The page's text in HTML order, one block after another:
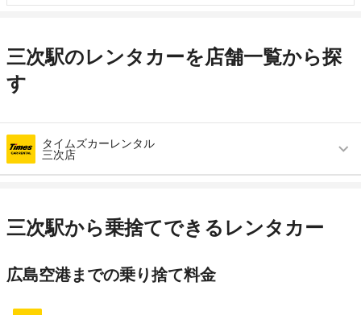
三次駅のレンタカーを店舗一覧から探
す
タイムズカーレンタル
三次店
アクセス 三次駅より徒歩で約30分（送迎なし）
店舗詳細 店舗詳細ページはこちら
三次駅から乗捨てできるレンタカー
広島空港までの乗り捨て料金